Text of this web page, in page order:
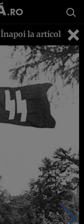
Înapoi la articol